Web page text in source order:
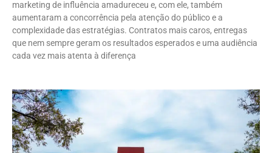
marketing de influência amadureceu e, com ele, também
aumentaram a concorrência pela atenção do público e a
complexidade das estratégias. Contratos mais caros, entregas
que nem sempre geram os resultados esperados e uma audiência
cada vez mais atenta à diferença